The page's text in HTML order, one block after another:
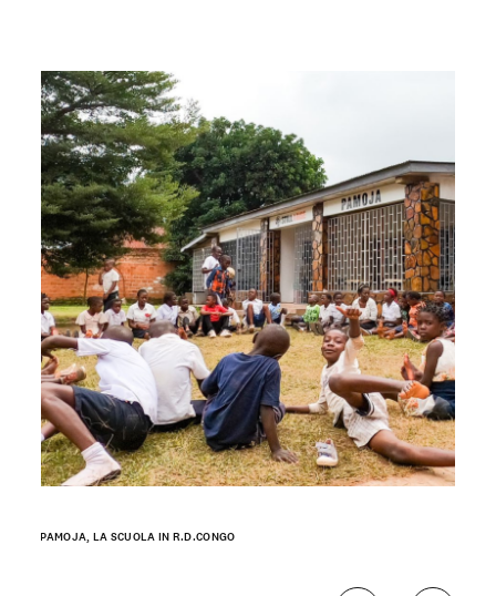
PAMOJA, LA SCUOLA IN R.D.CONGO